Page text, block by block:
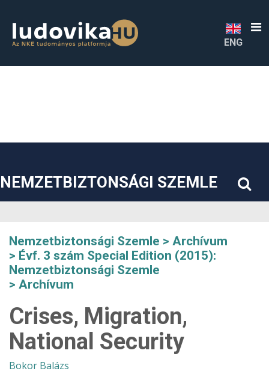
##plugins.themes.bootstrap3.accessible_menu.sidebar##
ENG
NEMZETBIZTONSÁGI SZEMLE
Nemzetbiztonsági Szemle
Archívum
Évf. 3 szám Special Edition (2015):
Nemzetbiztonsági Szemle
Archívum
Crises, Migration,
National Security
Bokor Balázs